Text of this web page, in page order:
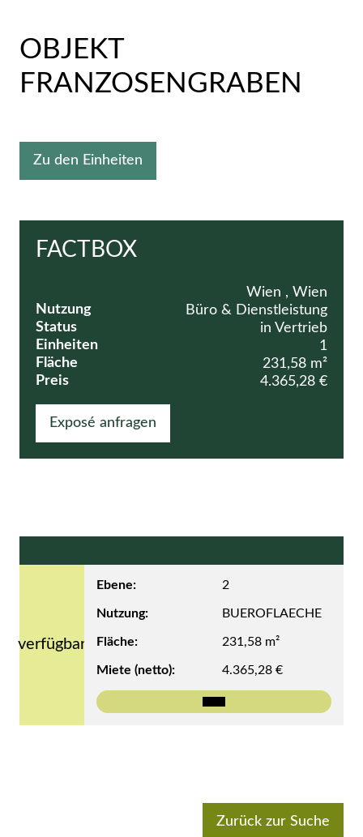
OBJEKT
FRANZOSENGRABEN
Zu den Einheiten
FACTBOX
Wien , Wien
Nutzung
Büro & Dienstleistung
Status
in Vertrieb
Einheiten
1
Fläche
231,58 m²
Preis
4.365,28 €
Exposé anfragen
verfügbar
Ebene: 2
Nutzung: BUEROFLAECHE
Fläche: 231,58 m²
Miete (netto): 4.365,28 €
Mehr zu Top -
Zurück zur Suche